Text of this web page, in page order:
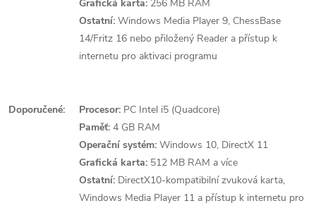
Grafická karta: 256 MB RAM
Ostatní: Windows Media Player 9, ChessBase
14/Fritz 16 nebo přiložený Reader a přístup k
internetu pro aktivaci programu
Doporučené: Procesor: PC Intel i5 (Quadcore)
Paměť: 4 GB RAM
Operační systém: Windows 10, DirectX 11
Grafická karta: 512 MB RAM a více
Ostatní: DirectX10-kompatibilní zvuková karta,
Windows Media Player 11 a přístup k internetu pro